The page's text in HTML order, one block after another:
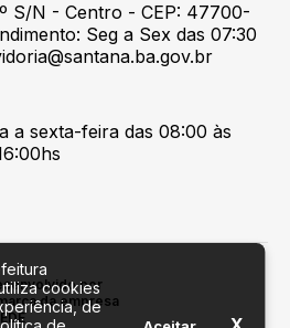
S/N - Centro - CEP: 47700-
Seg a Sex das 07:30
a sexta-feira das 08:00 às
por
cookies
de